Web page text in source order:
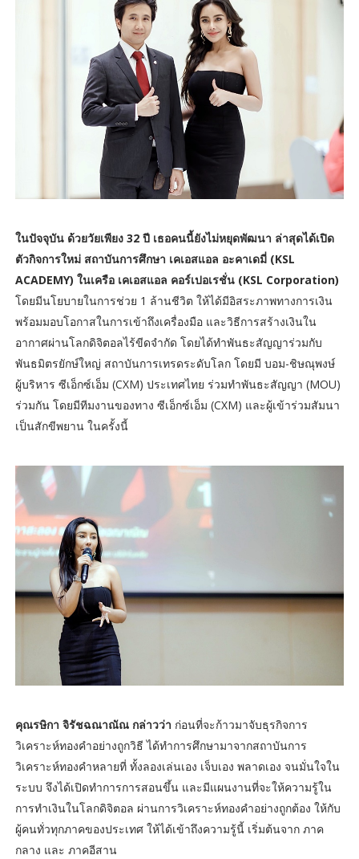
ในปัจจุบัน ด้วยวัยเพียง 32 ปี เธอคนนี้ยังไม่หยุดพัฒนา ล่าสุดได้เปิด
ตัวกิจการใหม่ สถาบันการศึกษา เคเอสแอล อะคาเดมี่ (KSL
ACADEMY) ในเครือ เคเอสแอล คอร์เปอเรชั่น (KSL Corporation)
โดยมีนโยบายในการช่วย 1 ล้านชีวิต ให้ได้มีอิสระภาพทางการเงิน
พร้อมมอบโอกาสในการเข้าถึงเครื่องมือ และวิธีการสร้างเงินใน
อากาศผ่านโลกดิจิตอลไร้ขีดจำกัด โดยได้ทำพันธะสัญญาร่วมกับ
พันธมิตรยักษ์ใหญ่ สถาบันการเทรดระดับโลก โดยมี บอม-ชิษณุพงษ์
ผู้บริหาร ซีเอ็กซ์เอ็ม (CXM) ประเทศไทย ร่วมทำพันธะสัญญา (MOU)
ร่วมกัน โดยมีทีมงานของทาง ซีเอ็กซ์เอ็ม (CXM) และผู้เข้าร่วมสัมนา
เป็นสักขีพยาน ในครั้งนี้
คุณรษิกา จิรัชฉณาณัณ กล่าวว่า ก่อนที่จะก้าวมาจับธุรกิจการ
วิเคราะห์ทองคำอย่างถูกวิธี ได้ทำการศึกษามาจากสถาบันการ
วิเคราะห์ทองคำหลายที่ ทั้งลองเล่นเอง เจ็บเอง พลาดเอง จนมั่นใจใน
ระบบ จึงได้เปิดทำการการสอนขึ้น และมีแผนงานที่จะให้ความรู้ใน
การทำเงินในโลกดิจิตอล ผ่านการวิเคราะห์ทองคำอย่างถูกต้อง ให้กับ
ผู้คนทั่วทุกภาคของประเทศ ให้ได้เข้าถึงความรู้นี้ เริ่มต้นจาก ภาค
กลาง และ ภาคอีสาน